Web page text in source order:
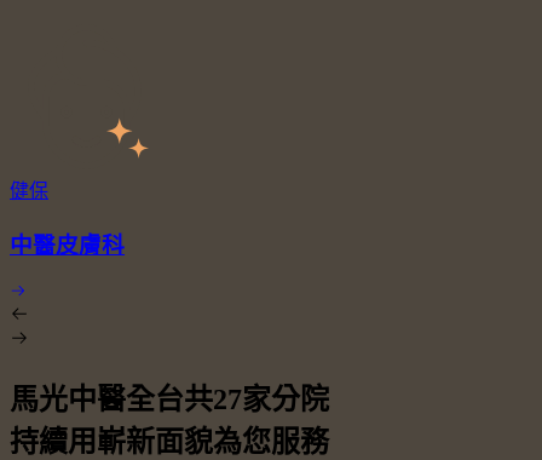
健保
中醫皮膚科
馬光中醫全台共27家分院
持續用嶄新面貌為您服務